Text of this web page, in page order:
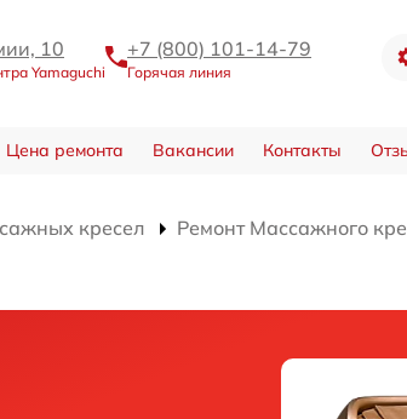
10
Yamaguchi
+7 (800) 101-14-79
Горячая линия
Цена ремонта Вакансии Контакты
кресел
Ремонт Массажного